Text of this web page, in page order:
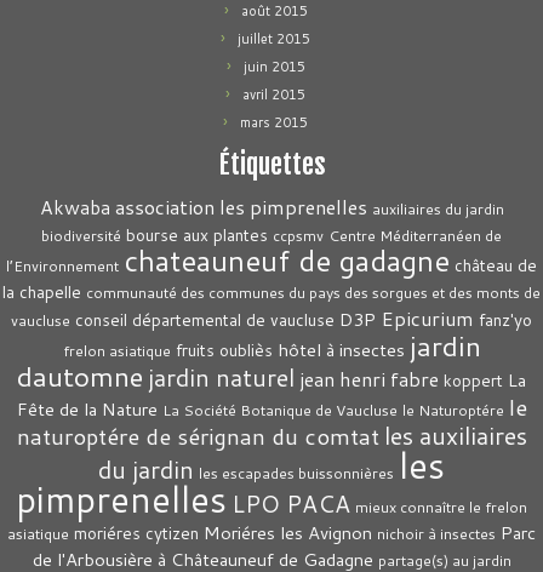
août 2015
juillet 2015
juin 2015
avril 2015
mars 2015
Étiquettes
Akwaba association les pimprenelles auxiliaires du jardin
biodiversité bourse aux plantes ccpsmv Centre Méditerranéen de
l’Environnement chateauneuf de gadagne château de
la chapelle communauté des communes du pays des sorgues et des monts de
vaucluse conseil départemental de vaucluse D3P Epicurium fanz'yo
frelon asiatique fruits oubliès hôtel à insectes jardin
dautomne jardin naturel jean henri fabre koppert La
Fête de la Nature La Société Botanique de Vaucluse le Naturoptére le
naturoptére de sérignan du comtat les auxiliaires
du jardin les escapades buissonnières les
pimprenelles LPO PACA mieux connaître le frelon
asiatique moriéres cytizen Moriéres les Avignon nichoir à insectes Parc
de l'Arbousière à Châteauneuf de Gadagne partage(s) au jardin